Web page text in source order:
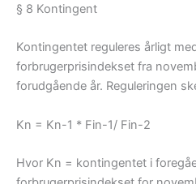
§ 8 Kontingent
Kontingentet reguleres årligt
forbrugerprisindekset fra
forudgående år. Reguleringen
Kn = Kn-1 * Fin-1/ Fin-2
Hvor Kn = kontingentet i